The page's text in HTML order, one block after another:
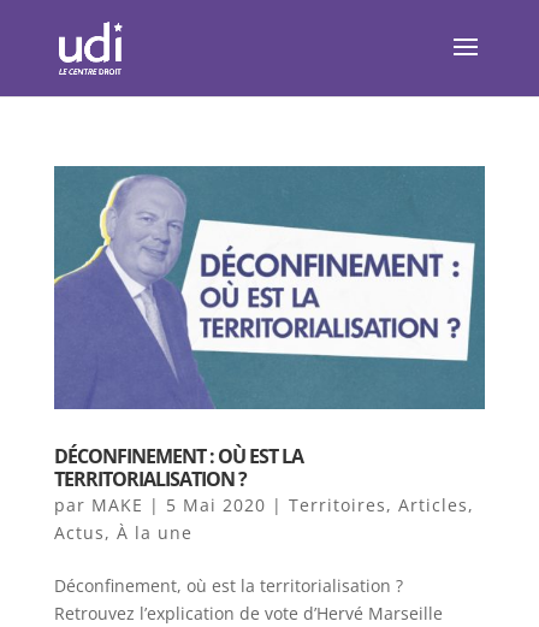
DÉCONFINEMENT : OÙ EST LA
TERRITORIALISATION ?
par MAKE | 5 Mai 2020 | Territoires, Articles,
Actus, À la une
Déconfinement, où est la territorialisation ?
Retrouvez l’explication de vote d’Hervé Marseille